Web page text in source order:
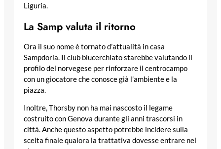
Liguria.
La Samp valuta il ritorno
Ora il suo nome è tornato d’attualità in casa
Sampdoria. Il club blucerchiato starebbe valutando il
profilo del norvegese per rinforzare il centrocampo
con un giocatore che conosce già l’ambiente e la
piazza.
Inoltre, Thorsby non ha mai nascosto il legame
costruito con Genova durante gli anni trascorsi in
città. Anche questo aspetto potrebbe incidere sulla
scelta finale qualora la trattativa dovesse entrare nel